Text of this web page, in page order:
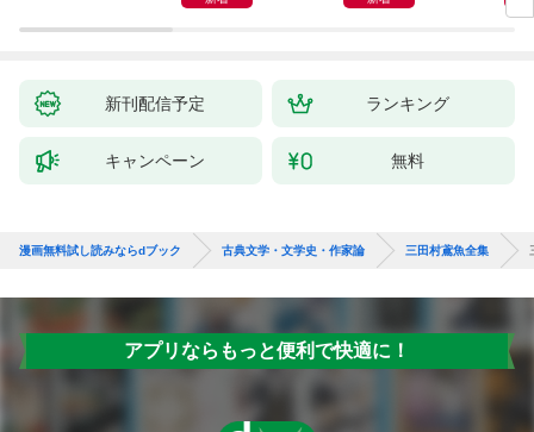
新刊配信予定 ランキング
キャンペーン 無料
漫画無料試し読みならdブック 古典文学・文学史・作家論 三田村鳶魚全集
アプリならもっと便利で快適に！